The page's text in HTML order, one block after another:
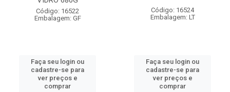
Código: 16522
Embalagem: GF
Faça seu login ou
cadastre-se para
ver preços e
comprar
Código: 16524
Embalagem: LT
Faça seu login ou
cadastre-se para
ver preços e
comprar